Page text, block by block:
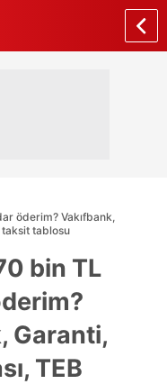
öderim? Vakıfbank,
taksit tablosu
bin TL
Garanti,
TEB